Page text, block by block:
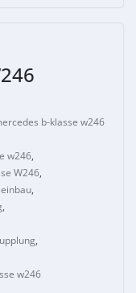
b-klasse w246
w246,
W246,
,
,
,
w246